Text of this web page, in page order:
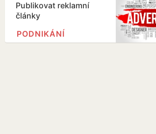
Publikovat reklamní
články
PODNIKÁNÍ